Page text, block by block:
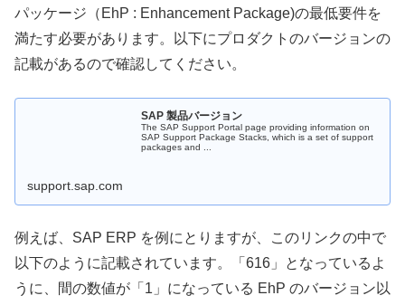
パッケージ（EhP : Enhancement Package)の最低要件を
満たす必要があります。以下にプロダクトのバージョンの
記載があるので確認してください。
SAP 製品バージョン
The SAP Support Portal page providing information on
SAP Support Package Stacks, which is a set of support
packages and ...
support.sap.com
例えば、SAP ERP を例にとりますが、このリンクの中で
以下のように記載されています。「616」となっているよ
うに、間の数値が「1」になっている EhP のバージョン以